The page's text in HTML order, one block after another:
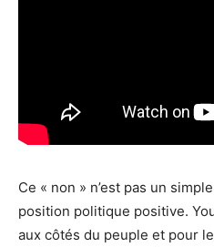
Ce « non » n’est pas un
position politique positive.
aux côtés du peuple et pour